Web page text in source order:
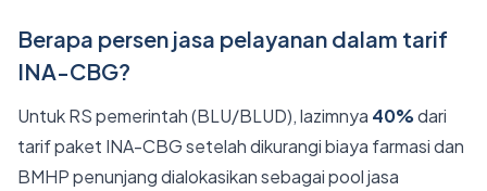
Berapa persen jasa pelayanan dalam tarif
INA-CBG?
Untuk RS pemerintah (BLU/BLUD), lazimnya 40%dari
tarif paket INA-CBG setelah dikurangi biaya farmasi dan
BMHP penunjang dialokasikan sebagai pool jasa